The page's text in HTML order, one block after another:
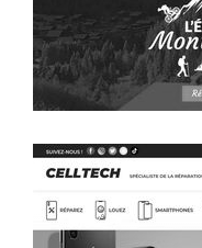
~267€/mois économisés